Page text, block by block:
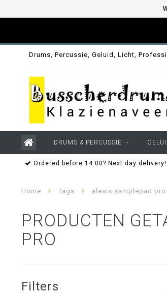
Drums, Percussie, Geluid, Licht,
DRUMS & PERCUSSIE
Ordered before 14.00? Next day delivery!
Home Tags alesis samplepad pro
PRODUCTEN
PRO
Filters